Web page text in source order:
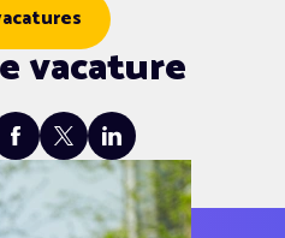
vacature
facebook
x linkedin